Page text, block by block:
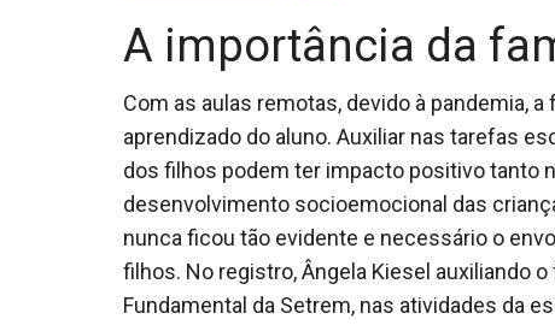
A importância da
Com as aulas remotas, devido à pandemia,
aprendizado do aluno. Auxiliar nas tarefas
dos filhos podem ter impacto positivo tanto
desenvolvimento socioemocional das
nunca ficou tão evidente e necessário o
filhos. No registro, Ângela Kiesel auxiliando
Fundamental da Setrem, nas atividades da